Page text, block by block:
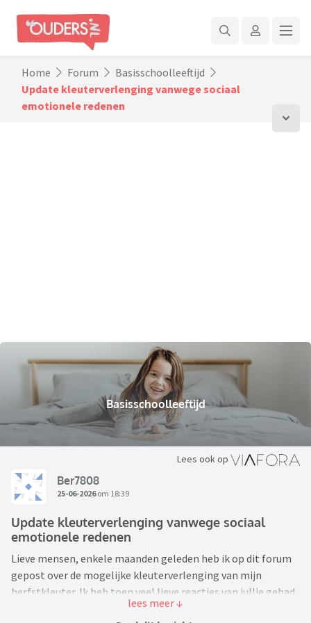
Home Forum
Basisschoolleeftijd
Update kleuterverlenging vanwege sociaal
emotionele redenen
Basisschoolleeftijd
Lees ook op
Ber7808
25-06-2026om 18:39
Update kleuterverlenging vanwege sociaal
emotionele redenen
Lieve mensen, enkele maanden geleden heb ik op dit forum
gepost over de mogelijke kleuterverlenging van mijn
herfstkleuter. Ik heb toen veel lieve reacties van jullie gehad.
Vandaag is de beslissing door de school genomen en hij moet